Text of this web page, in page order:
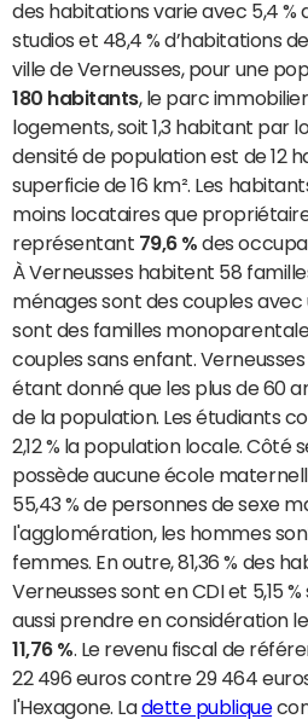
des habitations varie avec 5,4 %
studios et 48,4 % d’habitations
ville de Verneusses, pour une
180 habitants, le parc
logements, soit 1,3 habitant par
densité de population est de 12
superficie de 16 km². Les
moins locataires que
représentant 79,6 % des
À Verneusses habitent 58
ménages sont des couples avec
sont des familles
couples sans enfant.
étant donné que les plus de 60
de la population. Les étudiants
2,12 % la population locale. Côté
possède aucune école
55,43 % de personnes de sexe
l'agglomération, les hommes
femmes. En outre, 81,36 % des
Verneusses sont en CDI et 5,15
aussi prendre en considération
11,76 % . Le revenu fiscal de
22 496 euros contre 29 464
l'Hexagone. Ladette publique